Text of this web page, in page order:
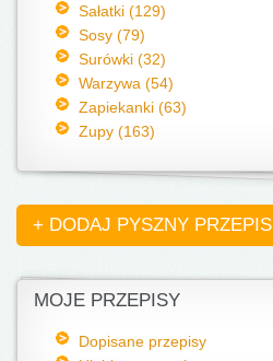
Sałatki (129)
Sosy (79)
Surówki (32)
Warzywa (54)
Zapiekanki (63)
Zupy (163)
+ DODAJ PYSZNY PRZEPIS
MOJE PRZEPISY
Dopisane przepisy